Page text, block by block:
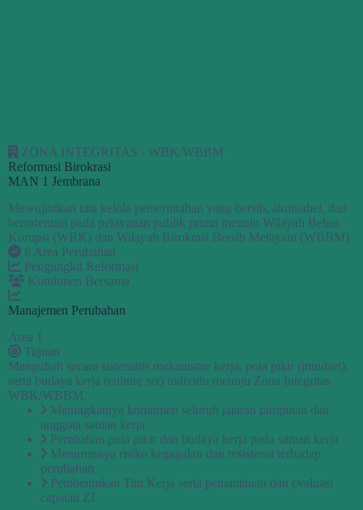
ZONA INTEGRITAS · WBK/WBBM
Reformasi Birokrasi
MAN 1 Jembrana
Mewujudkan tata kelola pemerintahan yang bersih, akuntabel, dan
berorientasi pada pelayanan publik prima menuju Wilayah Bebas
Korupsi (WBK) dan Wilayah Birokrasi Bersih Melayani (WBBM)
6 Area Perubahan
Pengungkit Reformasi
Komitmen Bersama
Manajemen Perubahan
Area 1
Tujuan
Mengubah secara sistematis mekanisme kerja, pola pikir (mindset),
serta budaya kerja (culture set) individu menuju Zona Integritas
WBK/WBBM.
Meningkatnya komitmen seluruh jajaran pimpinan dan
anggota satuan kerja
Perubahan pola pikir dan budaya kerja pada satuan kerja
Menurunnya risiko kegagalan dan resistensi terhadap
perubahan
Pembentukan Tim Kerja serta pemantauan dan evaluasi
capaian ZI